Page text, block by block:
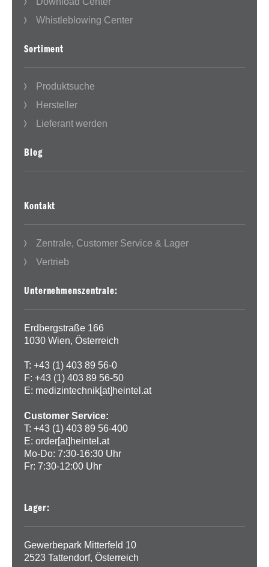
Whistleblowing Center
Sortiment
Produktsuche
Hersteller
Lieferant werden
Blog
Kontakt
Zentrale, Customer Service & Lager
Vertrieb
Unternehmenszentrale:
Erdbergstraße 166
1030 Wien, Österreich
T: +43 (1) 403 89 56-0
F: +43 (1) 403 89 56-50
E: medizintechnik[at]heintel.at
Customer Service:
T: +43 (1) 403 89 56-400
E: order[at]heintel.at
Mo-Do: 7:30-16:30 Uhr
Fr: 7:30-12:00 Uhr
Lager:
Gewerbepark Mitterfeld 10
2523 Tattendorf, Österreich